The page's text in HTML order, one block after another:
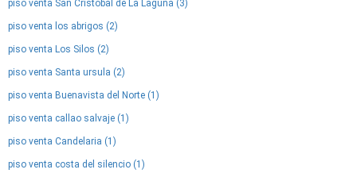
piso venta San Cristobal de La Laguna (3)
piso venta los abrigos (2)
piso venta Los Silos (2)
piso venta Santa ursula (2)
piso venta Buenavista del Norte (1)
piso venta callao salvaje (1)
piso venta Candelaria (1)
piso venta costa del silencio (1)